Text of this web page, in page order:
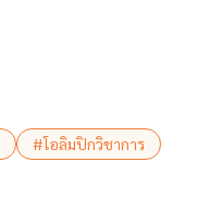
#โอลิมปิกวิชาการ